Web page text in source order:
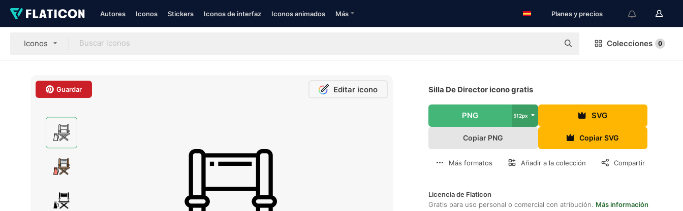
Autores Iconos Stickers Iconos de interfaz Iconos animados Más Planes y precios
Iconos Colecciones 0
Guardar Editar icono Silla De Director icono gratis
PNG 512px SVG
Copiar PNG Copiar SVG
Más formatos Añadir a la colección Compartir
Licencia de Flaticon
Gratis para uso personal o comercial con atribución. Más información